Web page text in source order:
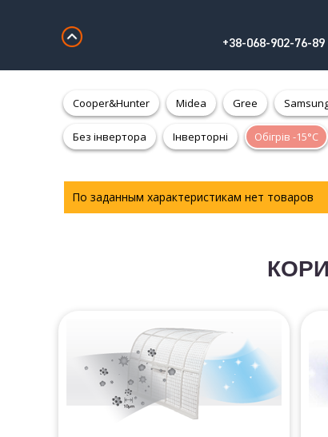
+38-068-902-76-89
Cooper&Hunter Midea Gree
Без інвертора Інверторні Обігрів -15°С
По заданным характеристикам нет товаров